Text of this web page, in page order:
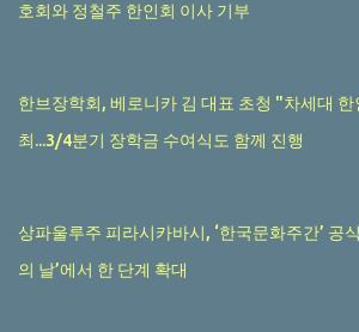
호회와 정철주 한인회 이사 기부
한브장학회, 베로니카 김 대표 초청 "차세대
최...3/4분기 장학금 수여식도 함께 진행
상파울루주 피라시카바시, ‘한국문화주간’ 공
의 날’에서 한 단계 확대